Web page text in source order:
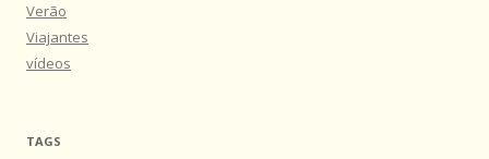
Verão
Viajantes
vídeos
TAGS